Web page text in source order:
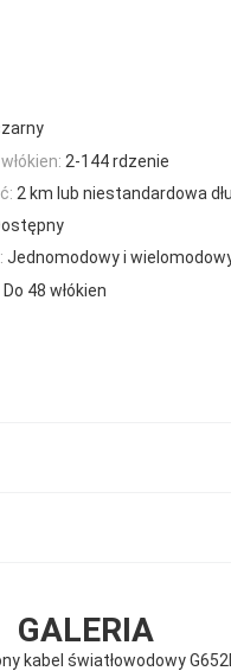
2-144 rdzenie
2 km lub niestandardowa
Jednomodowy i
Do 48 włókien
GALERIA
kabel światłowodowy